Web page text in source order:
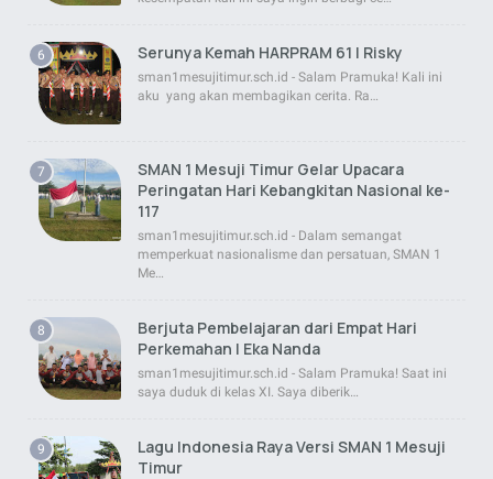
Serunya Kemah HARPRAM 61 | Risky
sman1mesujitimur.sch.id - Salam Pramuka! Kali ini
aku yang akan membagikan cerita. Ra…
SMAN 1 Mesuji Timur Gelar Upacara
Peringatan Hari Kebangkitan Nasional ke-
117
sman1mesujitimur.sch.id - Dalam semangat
memperkuat nasionalisme dan persatuan, SMAN 1
Me…
Berjuta Pembelajaran dari Empat Hari
Perkemahan | Eka Nanda
sman1mesujitimur.sch.id - Salam Pramuka! Saat ini
saya duduk di kelas XI. Saya diberik…
Lagu Indonesia Raya Versi SMAN 1 Mesuji
Timur